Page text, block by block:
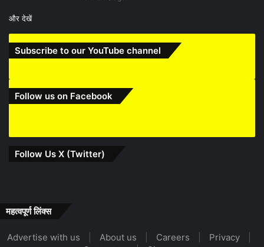
और देखें
Subscribe to our YouTube channel
Follow us on Facebook
Follow Us X (Twitter)
महत्वपूर्ण लिंक्स
Advertise with us About us Careers Privacy